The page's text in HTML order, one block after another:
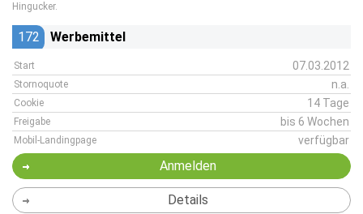
Hingucker.
172 Werbemittel
Start 07.03.2012
Stornoquote n.a.
Cookie 14 Tage
Freigabe bis 6 Wochen
Mobil-Landingpage verfügbar
Anmelden
Details